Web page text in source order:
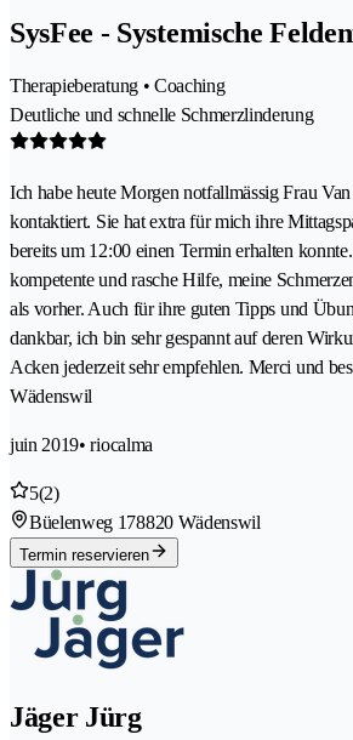
SysFee - Systemische
Therapieberatung • Coaching
Deutliche und schnelle Schmerzlinderung
Ich habe heute Morgen notfallmässig Frau
kontaktiert. Sie hat extra für mich ihre
bereits um 12:00 einen Termin erhalten
kompetente und rasche Hilfe, meine
als vorher. Auch für ihre guten Tipps und
dankbar, ich bin sehr gespannt auf deren
Acken jederzeit sehr empfehlen. Merci und
Wädenswil
juin 2019• riocalma
5(2)
Büelenweg 178820 Wädenswil
Termin reservieren
Jäger Jürg